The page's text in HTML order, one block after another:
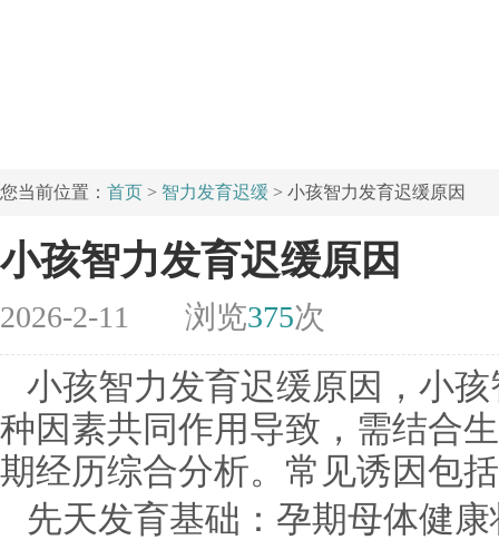
您当前位置： 首页 > 智力发育迟缓 > 小孩智力发育迟缓原因
小孩智力发育迟缓原因
2026-2-11 浏览375次
小孩智力发育迟缓原因，小
种因素共同作用导致，需结合
期经历综合分析。常见诱因包
先天发育基础：孕期母体健